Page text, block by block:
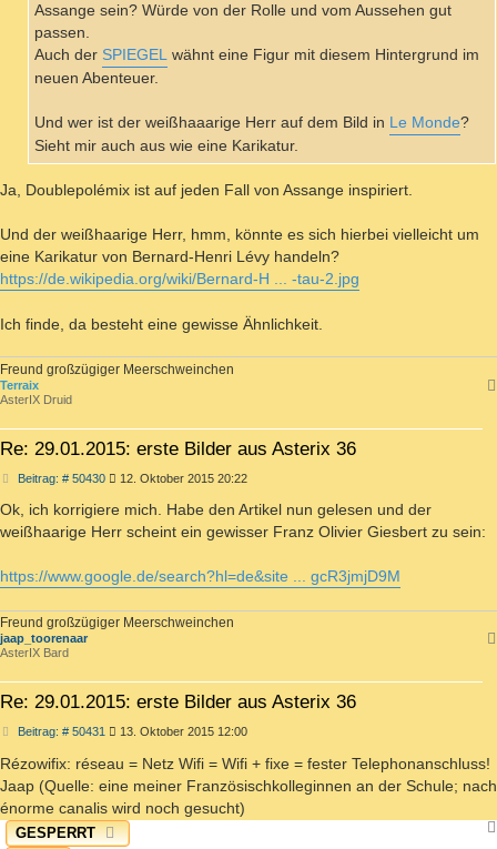
Assange sein? Würde von der Rolle und vom Aussehen gut
passen.
Auch der SPIEGEL wähnt eine Figur mit diesem Hintergrund im
neuen Abenteuer.
Und wer ist der weißhaaarige Herr auf dem Bild in Le Monde?
Sieht mir auch aus wie eine Karikatur.
Ja, Doublepolémix ist auf jeden Fall von Assange inspiriert.
Und der weißhaarige Herr, hmm, könnte es sich hierbei vielleicht um
eine Karikatur von Bernard-Henri Lévy handeln?
https://de.wikipedia.org/wiki/Bernard-H ... -tau-2.jpg
Ich finde, da besteht eine gewisse Ähnlichkeit.
Freund großzügiger Meerschweinchen
Terraix
AsterIX Druid
Re: 29.01.2015: erste Bilder aus Asterix 36
Beitrag: # 50430Beitrag12. Oktober 2015 20:22
Ok, ich korrigiere mich. Habe den Artikel nun gelesen und der
weißhaarige Herr scheint ein gewisser Franz Olivier Giesbert zu sein:
https://www.google.de/search?hl=de&site ... gcR3jmjD9M
Freund großzügiger Meerschweinchen
jaap_toorenaar
AsterIX Bard
Re: 29.01.2015: erste Bilder aus Asterix 36
Beitrag: # 50431 Beitrag
13. Oktober 2015 12:00
Rézowifix: réseau = Netz Wifi = Wifi + fixe = fester Telephonanschluss!
Jaap (Quelle: eine meiner Französischkolleginnen an der Schule; nach
énorme canalis wird noch gesucht)
GESPERRT